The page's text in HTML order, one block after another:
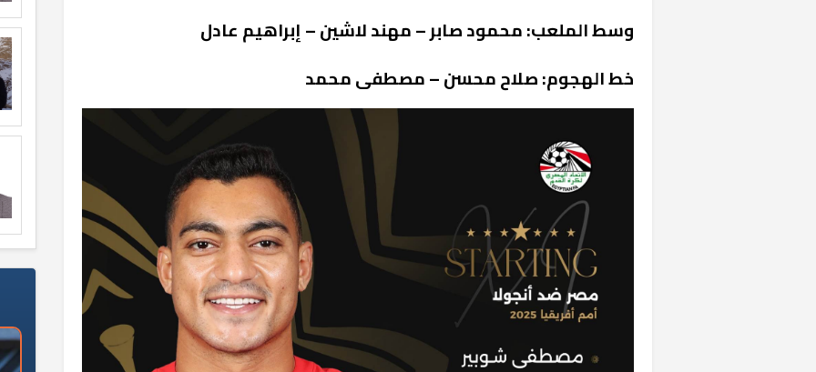
وسط الملعب: محمود صابر – مهند لاشين – إبراهيم عادل
خط الهجوم: صلاح محسن – مصطفى محمد